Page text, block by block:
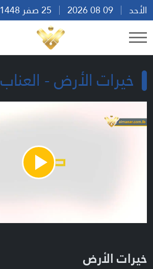
الأحد
خيرات الأرض - العناب
Play
Video
خيرات الأرض